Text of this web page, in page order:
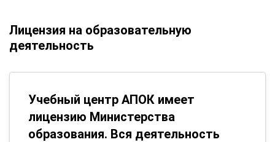
Лицензия на образовательную
деятельность
Учебный центр АПОК имеет
лицензию Министерства
образования. Вся деятельность